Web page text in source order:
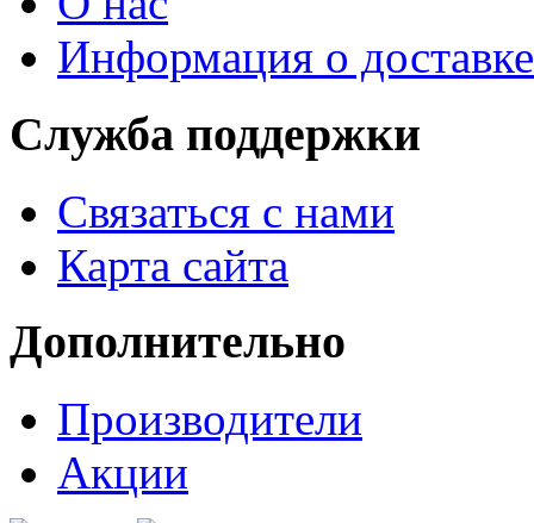
Информация о доставке
Служба поддержки
Связаться с нами
Карта сайта
Дополнительно
Производители
Акции